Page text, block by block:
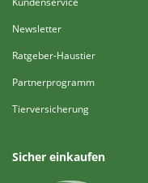
Newsletter
Ratgeber-Haustier
Partnerprogramm
Tierversicherung
Sicher einkaufen